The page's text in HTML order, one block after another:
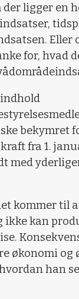
ligger en
Eller
for, hvad
bekymret
fra 1.
med
kommer til
ikke kan
økonomi
han